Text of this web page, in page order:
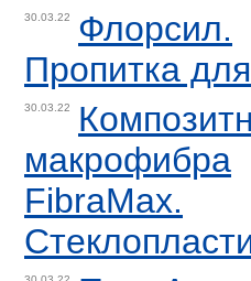
30.03.22
Флорсил.
Пропитка
30.03.22
макрофибра
FibraMax.